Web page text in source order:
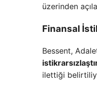
üzerinden
Finansal
Bessent,
ilettiği